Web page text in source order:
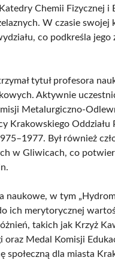
Chemii Fizycznej i
W czasie swojej
co podkreśla jego
tytuł profesora
Aktywnie
Metalurgiczno-
Krakowskiego Oddziału
Był również
w Gliwicach, co
naukowe, w tym
ich merytorycznej
takich jak Krzyż
oraz Medal Komisji
społeczną dla miasta